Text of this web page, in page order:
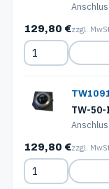
129,80 €zzgl.
TW-50-
129,80 €zzgl.